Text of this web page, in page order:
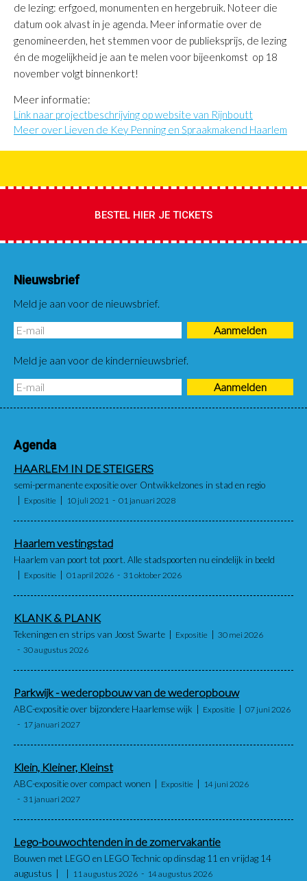
de lezing: erfgoed, monumenten en hergebruik. Noteer die
datum ook alvast in je agenda. Meer informatie over de
genomineerden, het stemmen voor de publieksprijs, de lezing
én de mogelijkheid je aan te melen voor bijeenkomst op 18
november volgt binnenkort!
Meer informatie:
Link naar projectbeschrijving op website van Rijnboutt
Meer over Lieven de Key Penning en Spraakmakend Haarlem
BESTEL HIER JE TICKETS
Nieuwsbrief
Meld je aan voor de nieuwsbrief.
Meld je aan voor de kindernieuwsbrief.
Agenda
HAARLEM IN DE STEIGERS
semi-permanente expositie over Ontwikkelzones in stad en regio
Expositie 10 juli 2021 01 januari 2028
Haarlem vestingstad
Haarlem van poort tot poort. Alle stadspoorten nu eindelijk in beeld
Expositie 01 april 2026 31 oktober 2026
KLANK & PLANK
Tekeningen en strips van Joost Swarte Expositie
30 mei 2026
30 augustus 2026
Parkwijk - wederopbouw van de wederopbouw
ABC-expositie over bijzondere Haarlemse wijk Expositie
07 juni 2026
17 januari 2027
Klein, Kleiner, Kleinst
ABC-expositie over compact wonen Expositie
14 juni 2026
31 januari 2027
Lego-bouwochtenden in de zomervakantie
Bouwen met LEGO en LEGO Technic op dinsdag 11 en vrijdag 14
augustus
11 augustus 2026 14 augustus 2026